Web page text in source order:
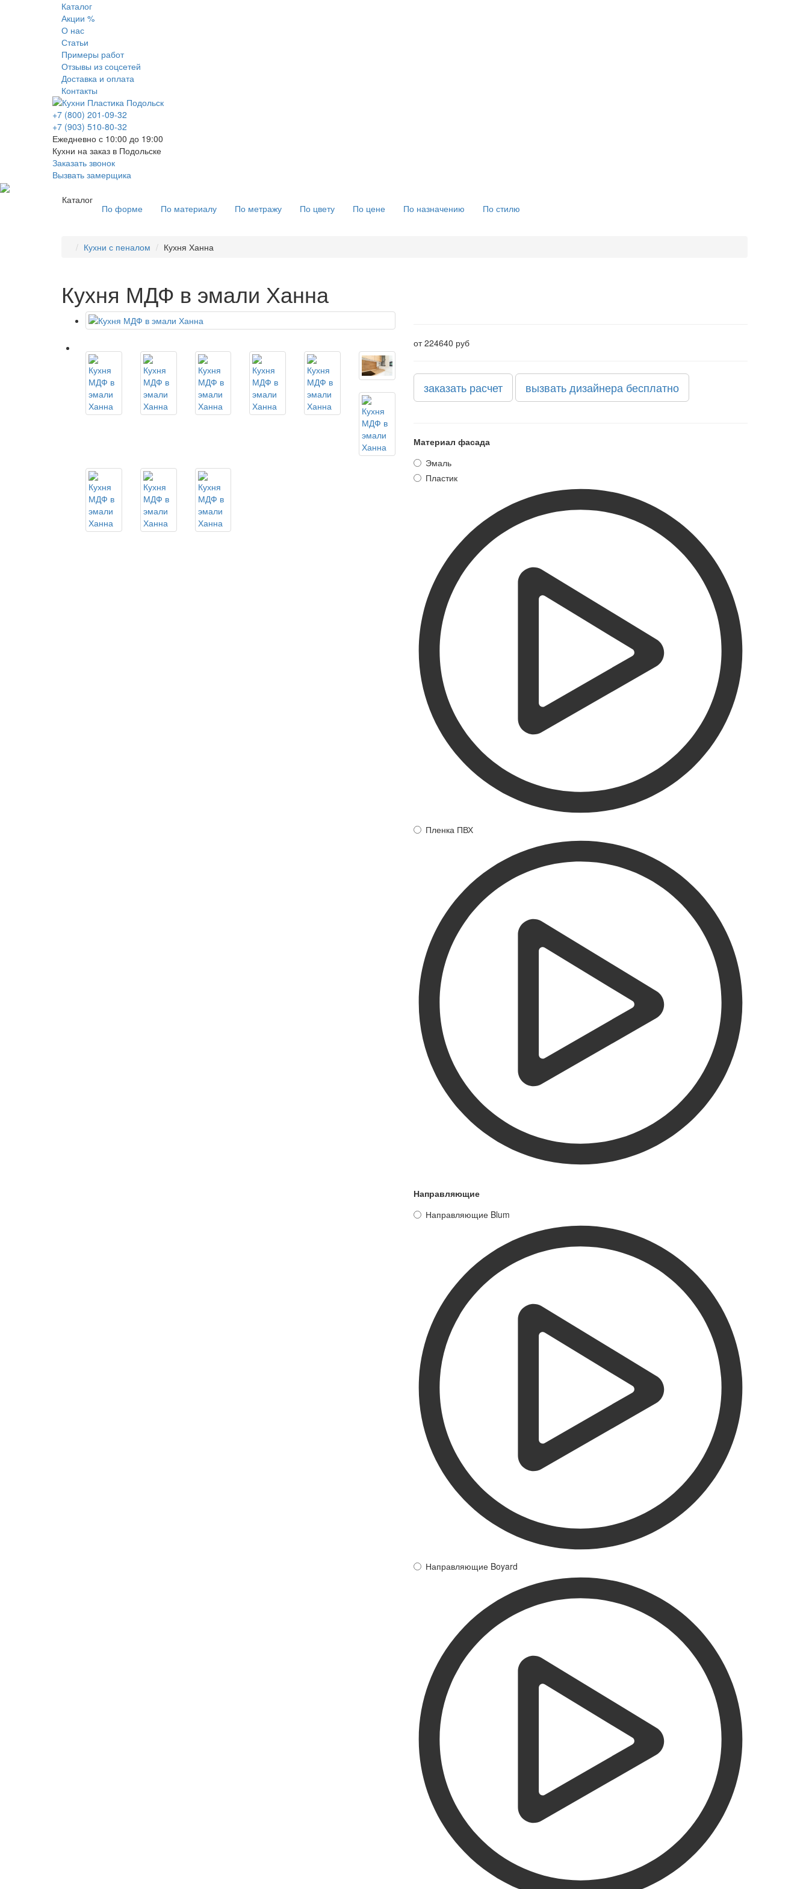
Каталог
Акции %
О нас
Статьи
Примеры работ
Отзывы из соцсетей
Доставка и оплата
Контакты
+7 (800) 201-09-32
+7 (903) 510-80-32
Ежедневно с 10:00 до 19:00
Кухни на заказ в Подольске
Заказать звонок
Вызвать замерщика
Каталог
По форме По материалу По метражу По цвету По цене По назначению По стилю
Кухни с пеналом Кухня Ханна
Кухня МДФ в эмали Ханна
от 224640 руб
заказать расчет вызвать дизайнера бесплатно
Материал фасада
Эмаль
Пластик
Пленка ПВХ
Направляющие
Направляющие Blum
Направляющие Boyard